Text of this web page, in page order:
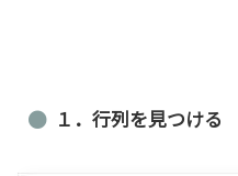
１．行列を見つける